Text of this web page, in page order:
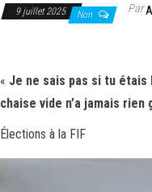
9 juillet 2025 Non Par
« Je ne sais pas si tu
chaise vide n’a jamais rien
Élections à la FIF